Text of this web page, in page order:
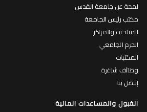
لمحة عن جامعة القدس
مكتب رئيس الجامعة
المتاحف والمراكز
الحرم الجامعي
المكتبات
وظائف شاغرة
إتـصل بنا
القبول والمساعدات المالية